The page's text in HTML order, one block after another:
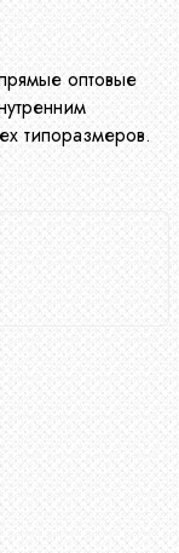
оптовые
типоразмеров.